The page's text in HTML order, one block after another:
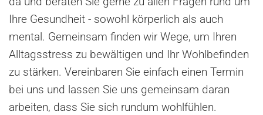
Ihre Gesundheit - sowohl körperlich als auch
mental. Gemeinsam finden wir Wege, um Ihren
Alltagsstress zu bewältigen und Ihr Wohlbefinden
zu stärken. Vereinbaren Sie einfach einen Termin
bei uns und lassen Sie uns gemeinsam daran
arbeiten, dass Sie sich rundum wohlfühlen.